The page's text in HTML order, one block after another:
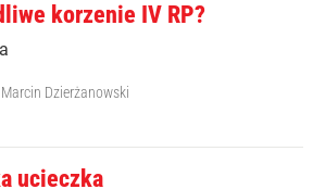
korzenie IV RP?
Marcin Dzierżanowski
ucieczka